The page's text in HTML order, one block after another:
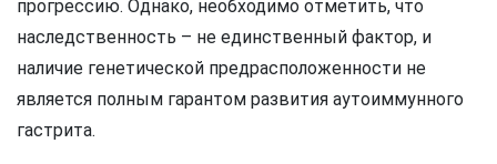
прогрессию. Однако, необходимо отметить, что
наследственность – не единственный фактор, и
наличие генетической предрасположенности не
является полным гарантом развития аутоиммунного
гастрита.